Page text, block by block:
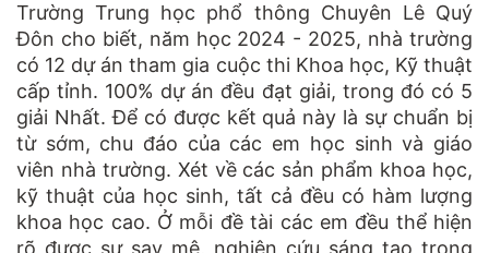
Trường Trung học phổ thông Chuyên Lê Quý
Đôn cho biết, năm học 2024 - 2025, nhà trường
có 12 dự án tham gia cuộc thi Khoa học, Kỹ thuật
cấp tỉnh. 100% dự án đều đạt giải, trong đó có 5
giải Nhất. Để có được kết quả này là sự chuẩn bị
từ sớm, chu đáo của các em học sinh và giáo
viên nhà trường. Xét về các sản phẩm khoa học,
kỹ thuật của học sinh, tất cả đều có hàm lượng
khoa học cao. Ở mỗi đề tài các em đều thể hiện
rõ được sự say mê, nghiên cứu sáng tạo trong